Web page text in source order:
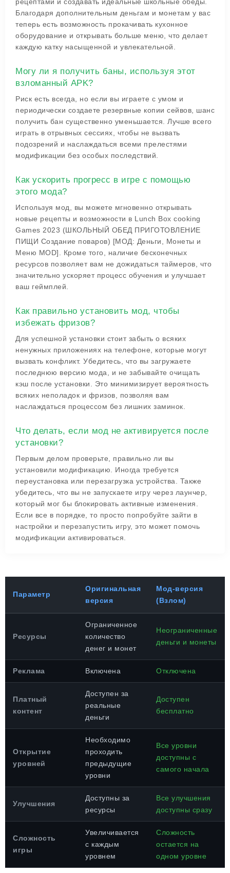
Благодаря дополнительным деньгам и монетам у вас
теперь есть возможность прокачивать кухонное
оборудование и открывать больше меню, что делает
каждую катку насыщенной и увлекательной.
Могу ли я получить баны, используя этот
взломанный APK?
Риск есть всегда, но если вы играете с умом и
периодически создаете резервные копии сейвов, шанс
получить бан существенно уменьшается. Лучше всего
играть в отрывных сессиях, чтобы не вызвать
подозрений и наслаждаться всеми прелестями
модификации без особых последствий.
Как ускорить прогресс в игре с помощью
этого мода?
Используя мод, вы можете мгновенно открывать
новые рецепты и возможности в Lunch Box cooking
Games 2023 (ШКОЛЬНЫЙ ОБЕД ПРИГОТОВЛЕНИЕ
ПИЩИ Создание поваров) [МОД: Деньги, Монеты и
Меню MOD]. Кроме того, наличие бесконечных
ресурсов позволяет вам не дожидаться таймеров, что
значительно ускоряет процесс обучения и улучшает
ваш геймплей.
Как правильно установить мод, чтобы
избежать фризов?
Для успешной установки стоит забыть о всяких
ненужных приложениях на телефоне, которые могут
вызвать конфликт. Убедитесь, что вы загружаете
последнюю версию мода, и не забывайте очищать
кэш после установки. Это минимизирует вероятность
всяких неполадок и фризов, позволяя вам
наслаждаться процессом без лишних заминок.
Что делать, если мод не активируется после
установки?
Первым делом проверьте, правильно ли вы
установили модификацию. Иногда требуется
переустановка или перезагрузка устройства. Также
убедитесь, что вы не запускаете игру через лаунчер,
который мог бы блокировать активные изменения.
Если все в порядке, то просто попробуйте зайти в
настройки и перезапустить игру, это может помочь
модификации активироваться.
Параметр
Оригинальная
версия
Мод-версия
(Взлом)
Ресурсы
Ограниченное
количество
денег и монет
Неограниченные
деньги и монеты
Реклама Включена Отключена
Платный
контент
Доступен за
реальные
деньги
Доступен
бесплатно
Открытие
уровней
Необходимо
проходить
предыдущие
уровни
Все уровни
доступны с
самого начала
Улучшения
Доступны за
ресурсы
Все улучшения
доступны сразу
Сложность
игры
Увеличивается
с каждым
уровнем
Сложность
остается на
одном уровне